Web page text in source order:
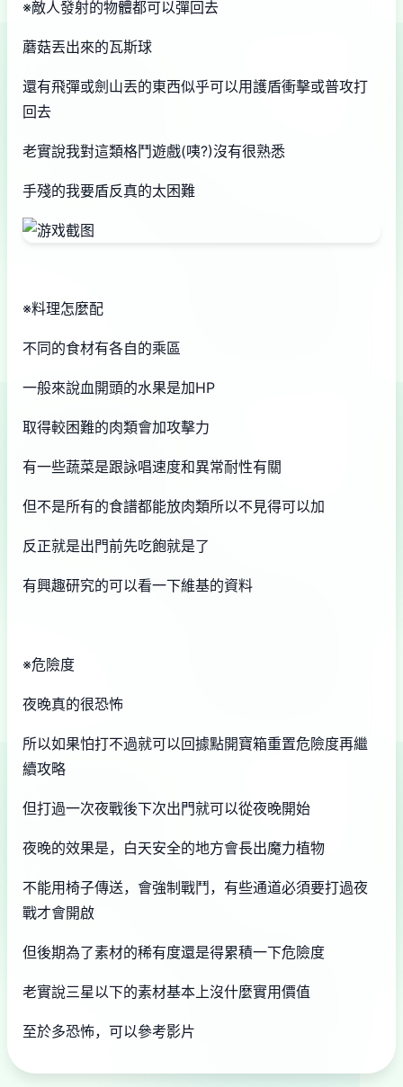
※敵人發射的物體都可以彈回去
蘑菇丟出來的瓦斯球
還有飛彈或劍山丟的東西似乎可以用護盾衝擊或普攻打
回去
老實說我對這類格鬥遊戲(咦?)沒有很熟悉
手殘的我要盾反真的太困難
※料理怎麼配
不同的食材有各自的乘區
一般來說血開頭的水果是加HP
取得較困難的肉類會加攻擊力
有一些蔬菜是跟詠唱速度和異常耐性有關
但不是所有的食譜都能放肉類所以不見得可以加
反正就是出門前先吃飽就是了
有興趣研究的可以看一下維基的資料
※危險度
夜晚真的很恐怖
所以如果怕打不過就可以回據點開寶箱重置危險度再繼
續攻略
但打過一次夜戰後下次出門就可以從夜晚開始
夜晚的效果是，白天安全的地方會長出魔力植物
不能用椅子傳送，會強制戰鬥，有些通道必須要打過夜
戰才會開啟
但後期為了素材的稀有度還是得累積一下危險度
老實說三星以下的素材基本上沒什麼實用價值
至於多恐怖，可以參考影片